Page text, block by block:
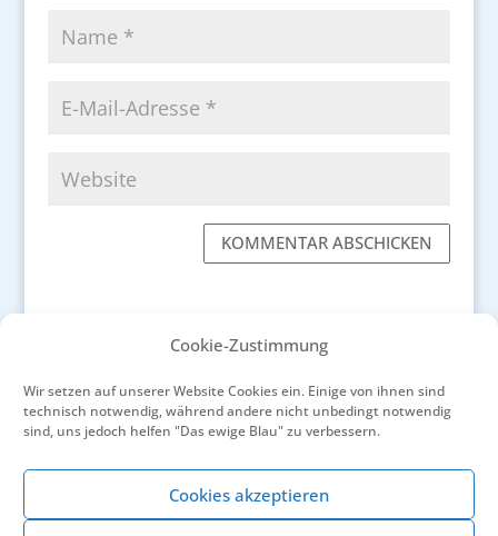
Cookie-Zustimmung
Wir setzen auf unserer Website Cookies ein. Einige von ihnen sind
technisch notwendig, während andere nicht unbedingt notwendig
sind, uns jedoch helfen "Das ewige Blau" zu verbessern.
Cookies akzeptieren
KOMMENTAR ABSCHICKEN
←Sainte-Maxime, eine Perle am Golf von Saint-
Tropez